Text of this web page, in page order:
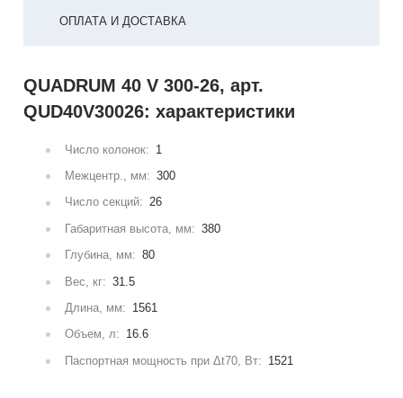
ОПЛАТА И ДОСТАВКА
QUADRUM 40 V 300-26, арт.
QUD40V30026: характеристики
Число колонок: 1
Межцентр., мм: 300
Число секций: 26
Габаритная высота, мм: 380
Глубина, мм: 80
Вес, кг: 31.5
Длина, мм: 1561
Объем, л: 16.6
Паспортная мощность при Δt70, Вт: 1521